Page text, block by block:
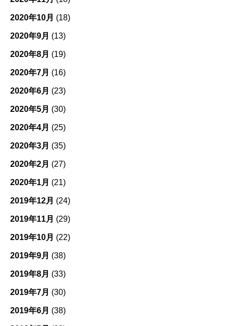
2020年10月 (18)
2020年9月 (13)
2020年8月 (19)
2020年7月 (16)
2020年6月 (23)
2020年5月 (30)
2020年4月 (25)
2020年3月 (35)
2020年2月 (27)
2020年1月 (21)
2019年12月 (24)
2019年11月 (29)
2019年10月 (22)
2019年9月 (38)
2019年8月 (33)
2019年7月 (30)
2019年6月 (38)